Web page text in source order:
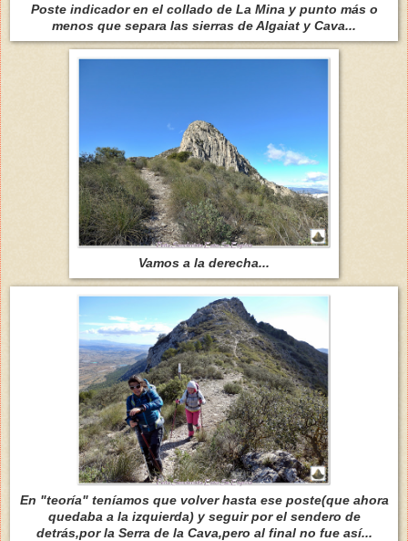
Poste indicador en el collado de La Mina y punto más o
menos que separa las sierras de Algaiat y Cava...
Vamos a la derecha...
En "teoría" teníamos que volver hasta ese poste(que ahora
quedaba a la izquierda) y seguir por el sendero de
detrás,por la Serra de la Cava,pero al final no fue así...